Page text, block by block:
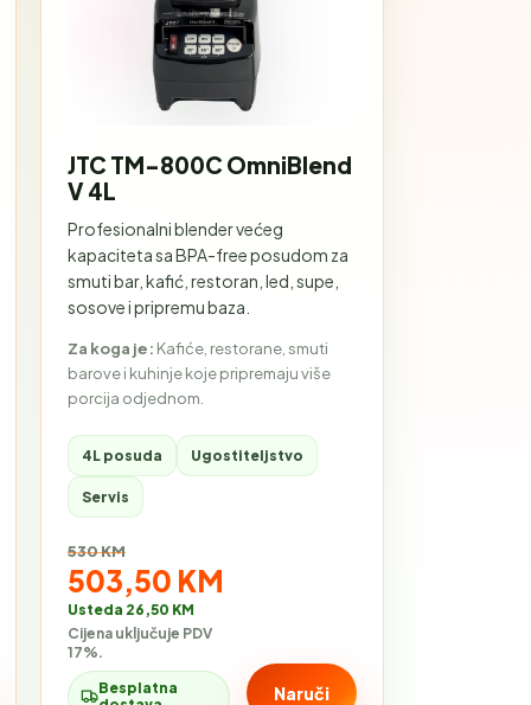
JTC TM-800C OmniBlend
V 4L
Profesionalni blender većeg
kapaciteta sa BPA-free posudom za
smuti bar, kafić, restoran, led, supe,
sosove i pripremu baza.
Za koga je: Kafiće, restorane, smuti
barove i kuhinje koje pripremaju više
porcija odjednom.
4L posuda Ugostiteljstvo
Servis
Stara cijena:
530 KM
Akcijska cijena:
503,50 KM
Usteda 26,50 KM
Cijena uključuje PDV
17%.
Besplatna
Naruči